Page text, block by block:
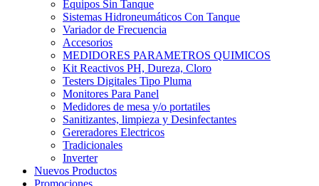
Equipos Sin Tanque
Sistemas Hidroneumáticos Con Tanque
Variador de Frecuencia
Accesorios
MEDIDORES PARAMETROS QUIMICOS
Kit Reactivos PH, Dureza, Cloro
Testers Digitales Tipo Pluma
Monitores Para Panel
Medidores de mesa y/o portatiles
Sanitizantes, limpieza y Desinfectantes
Gereradores Electricos
Tradicionales
Inverter
Nuevos Productos
Promociones